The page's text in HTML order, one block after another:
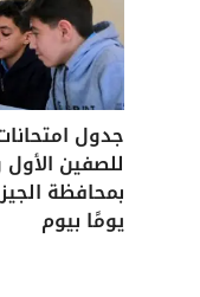
للصفين الأول
بمحافظة
يومًا بيوم